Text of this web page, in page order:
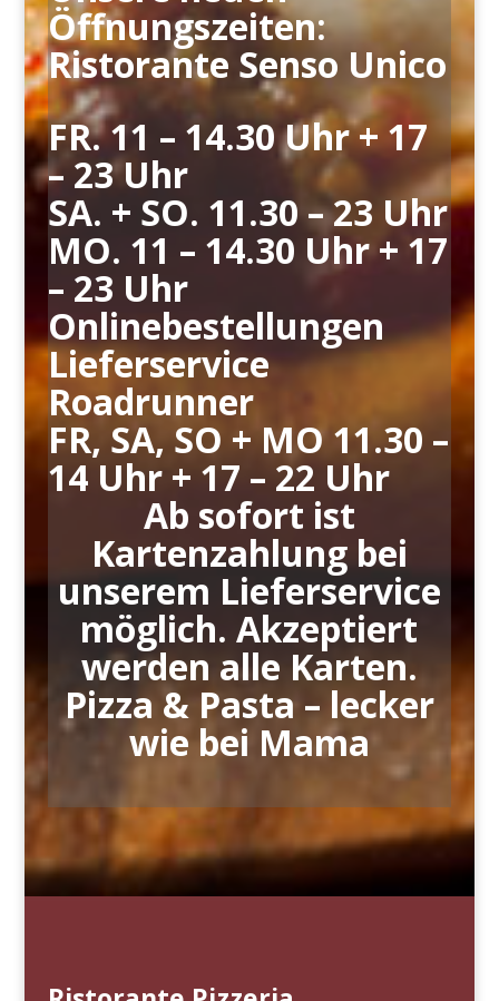
Öffnungszeiten:
Ristorante Senso Unico
FR. 11 – 14.30 Uhr + 17
– 23 Uhr
SA. + SO. 11.30 – 23 Uhr
MO. 11 – 14.30 Uhr + 17
– 23 Uhr
Onlinebestellungen
Lieferservice
Roadrunner
FR, SA, SO + MO 11.30 –
14 Uhr + 17 – 22 Uhr
Ab sofort ist
Kartenzahlung bei
unserem Lieferservice
möglich. Akzeptiert
werden alle Karten.
Pizza & Pasta – lecker
wie bei Mama